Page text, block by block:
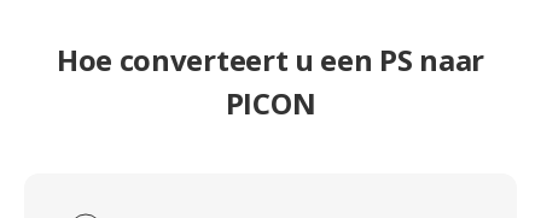
Hoe converteert u een PS naar
PICON